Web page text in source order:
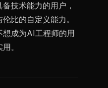
技术能力的用户，
比的自定义能力。
成为AI工程师的用
。